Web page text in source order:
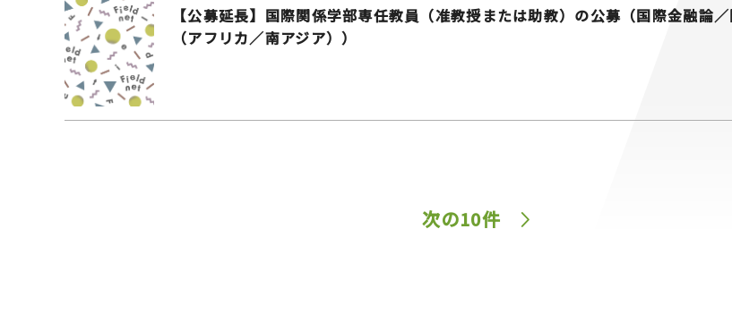
【公募延長】国際関係学部専任教員（准教授または助教）の公募（国際金融論
（アフリカ／南アジア））
次の10件